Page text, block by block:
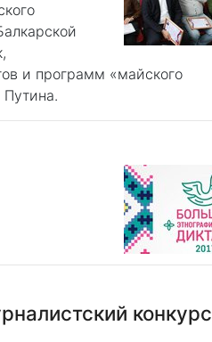
и программ «майского
Путина.
конкурс